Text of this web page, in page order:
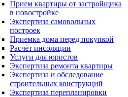
Прием квартиры от застройщика
в новостройке
Экспертиза самовольных
построек
Приемка дома перед покупкой
Расчёт инсоляции
Услуги для юристов
Экспертиза ремонта квартиры
Экспертиза и обследование
строительных конструкций
Экспертиза перепланировки